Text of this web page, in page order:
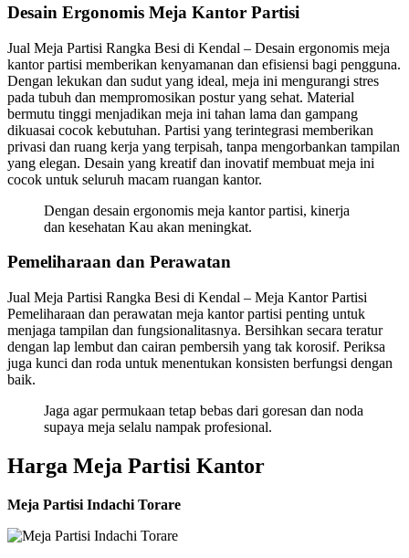
Desain Ergonomis Meja Kantor Partisi
Jual Meja Partisi Rangka Besi di Kendal – Desain ergonomis meja
kantor partisi memberikan kenyamanan dan efisiensi bagi pengguna.
Dengan lekukan dan sudut yang ideal, meja ini mengurangi stres
pada tubuh dan mempromosikan postur yang sehat. Material
bermutu tinggi menjadikan meja ini tahan lama dan gampang
dikuasai cocok kebutuhan. Partisi yang terintegrasi memberikan
privasi dan ruang kerja yang terpisah, tanpa mengorbankan tampilan
yang elegan. Desain yang kreatif dan inovatif membuat meja ini
cocok untuk seluruh macam ruangan kantor.
Dengan desain ergonomis meja kantor partisi, kinerja
dan kesehatan Kau akan meningkat.
Pemeliharaan dan Perawatan
Jual Meja Partisi Rangka Besi di Kendal – Meja Kantor Partisi
Pemeliharaan dan perawatan meja kantor partisi penting untuk
menjaga tampilan dan fungsionalitasnya. Bersihkan secara teratur
dengan lap lembut dan cairan pembersih yang tak korosif. Periksa
juga kunci dan roda untuk menentukan konsisten berfungsi dengan
baik.
Jaga agar permukaan tetap bebas dari goresan dan noda
supaya meja selalu nampak profesional.
Harga Meja Partisi Kantor
Meja Partisi Indachi Torare